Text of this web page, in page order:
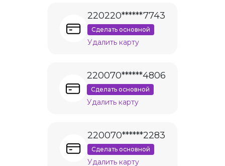
220220******7743
Сделать основной
Удалить карту
220070******4806
Сделать основной
Удалить карту
220070******2283
Сделать основной
Удалить карту